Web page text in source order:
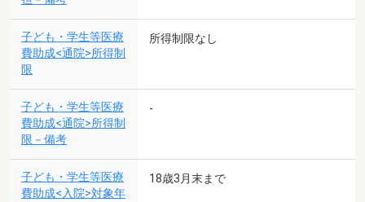
子ども・学生等医療
費助成<通院>所得制
限
所得制限なし
子ども・学生等医療
費助成<通院>所得制
限－備考
-
子ども・学生等医療
費助成<入院>対象年
18歳3月末まで